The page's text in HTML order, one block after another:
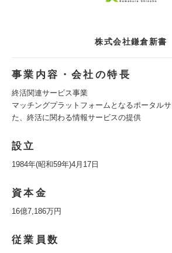
株式会社鎌倉新書
事業内容・会社の特長
終活関連サービス事業
マッチングプラットフォームとなるポータル
た、終活に関わる情報サービスの提供
設立
1984年(昭和59年)4月17日
資本金
16億7,186万円
従業員数